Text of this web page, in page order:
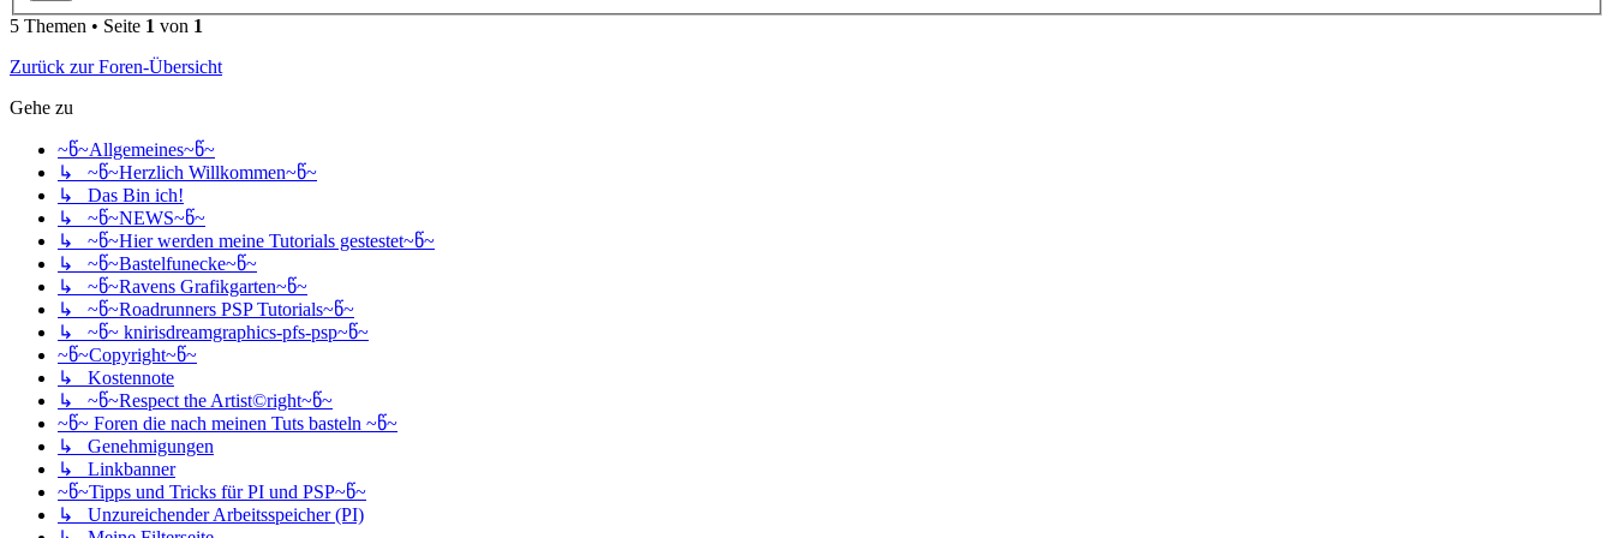
5 Themen • Seite 1 von 1
Zurück zur Foren-Übersicht
Gehe zu
~წ~Allgemeines~წ~
↳ ~წ~Herzlich Willkommen~წ~
↳ Das Bin ich!
↳ ~წ~NEWS~წ~
↳ ~წ~Hier werden meine Tutorials gestestet~წ~
↳ ~წ~Bastelfunecke~წ~
↳ ~წ~Ravens Grafikgarten~წ~
↳ ~წ~Roadrunners PSP Tutorials~წ~
↳ ~წ~ knirisdreamgraphics-pfs-psp~წ~
~წ~Copyright~წ~
↳ Kostennote
↳ ~წ~Respect the Artist©right~წ~
~წ~ Foren die nach meinen Tuts basteln ~წ~
↳ Genehmigungen
↳ Linkbanner
~წ~Tipps und Tricks für PI und PSP~წ~
↳ Unzureichender Arbeitsspeicher (PI)